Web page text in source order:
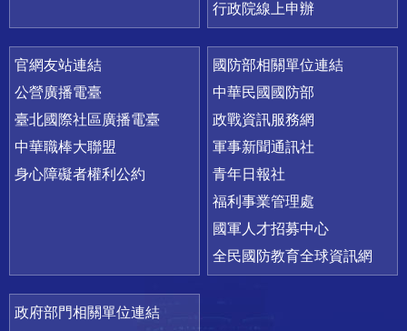
行政院線上申辦
官網友站連結
公營廣播電臺
臺北國際社區廣播電臺
中華職棒大聯盟
身心障礙者權利公約
國防部相關單位連結
中華民國國防部
政戰資訊服務網
軍事新聞通訊社
青年日報社
福利事業管理處
國軍人才招募中心
全民國防教育全球資訊網
政府部門相關單位連結